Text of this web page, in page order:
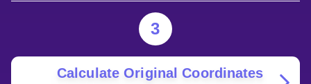
3
Calculate Original Coordinates